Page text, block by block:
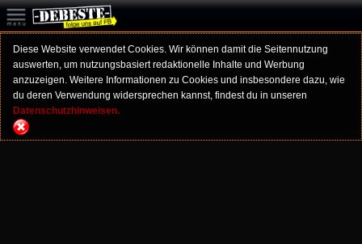
Diese Website verwendet Cookies. Wir können damit die Seitennutzung
auswerten, um nutzungsbasiert redaktionelle Inhalte und Werbung
anzuzeigen. Weitere Informationen zu Cookies und insbesondere dazu, wie
du deren Verwendung widersprechen kannst, findest du in unseren
Datenschutzhinweisen.